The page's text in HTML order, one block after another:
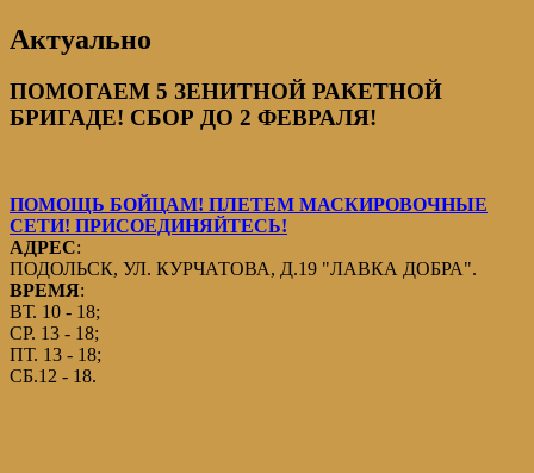
Актуально
ПОМОГАЕМ 5 ЗЕНИТНОЙ РАКЕТНОЙ
БРИГАДЕ! СБОР ДО 2 ФЕВРАЛЯ!
ПОМОЩЬ БОЙЦАМ! ПЛЕТЕМ МАСКИРОВОЧНЫЕ
СЕТИ! ПРИСОЕДИНЯЙТЕСЬ!
АДРЕС:
ПОДОЛЬСК, УЛ. КУРЧАТОВА, Д.19 "ЛАВКА ДОБРА".
ВРЕМЯ:
ВТ. 10 - 18;
СР. 13 - 18;
ПТ. 13 - 18;
СБ.12 - 18.